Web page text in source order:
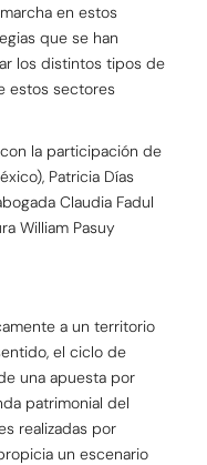
en estos
que se han
los distintos tipos de
estos sectores
la participación de
Patricia Días
Claudia Fadul
William Pasuy
a un territorio
el ciclo de
una apuesta por
patrimonial del
realizadas por
un escenario